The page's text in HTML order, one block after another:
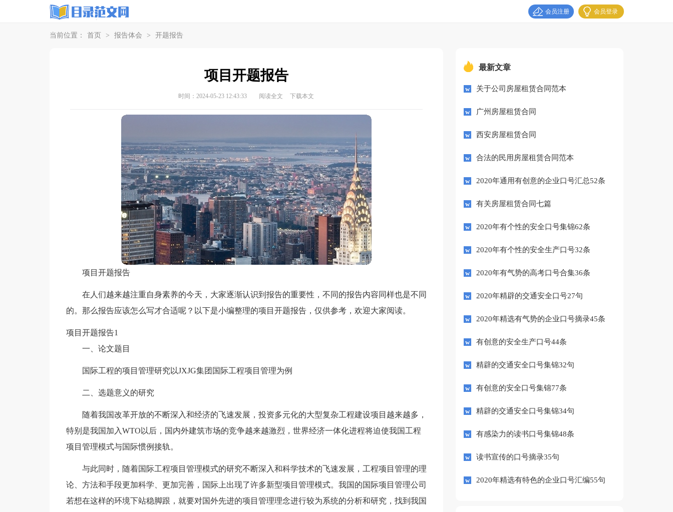
会员登录
会员注册
当前位置： 首页 > 报告体会 > 开题报告
项目开题报告
时间：2024-05-23 12:43:33 阅读全文 下载本文
项目开题报告
在人们越来越注重自身素养的今天，大家逐渐认识到报告的重要性，不同的报告内容同样也是不同
的。那么报告应该怎么写才合适呢？以下是小编整理的项目开题报告，仅供参考，欢迎大家阅读。
项目开题报告1
一、论文题目
国际工程的项目管理研究以JXJG集团国际工程项目管理为例
二、选题意义的研究
随着我国改革开放的不断深入和经济的飞速发展，投资多元化的大型复杂工程建设项目越来越多，
特别是我国加入WTO以后，国内外建筑市场的竞争越来越激烈，世界经济一体化进程将迫使我国工程
项目管理模式与国际惯例接轨。
与此同时，随着国际工程项目管理模式的研究不断深入和科学技术的飞速发展，工程项目管理的理
论、方法和手段更加科学、更加完善，国际上出现了许多新型项目管理模式。我国的国际项目管理公司
若想在这样的环境下站稳脚跟，就要对国外先进的项目管理理念进行较为系统的分析和研究，找到我国
最新文章
关于公司房屋租赁合同范本
广州房屋租赁合同
西安房屋租赁合同
合法的民用房屋租赁合同范本
2020年通用有创意的企业口号汇总52条
有关房屋租赁合同七篇
2020年有个性的安全口号集锦62条
2020年有个性的安全生产口号32条
2020年有气势的高考口号合集36条
2020年精辟的交通安全口号27句
2020年精选有气势的企业口号摘录45条
有创意的安全生产口号44条
精辟的交通安全口号集锦32句
有创意的安全口号集锦77条
精辟的交通安全口号集锦34句
有感染力的读书口号集锦48条
读书宣传的口号摘录35句
2020年精选有特色的企业口号汇编55句